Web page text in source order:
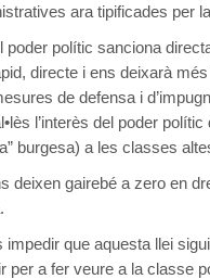
ara tipificades per
polític sanciona
directe i ens deixarà
de defensa i
l’interès del poder
burgesa) a les classes
deixen gairebé a zero en
impedir que aquesta llei
per a fer veure a la classe